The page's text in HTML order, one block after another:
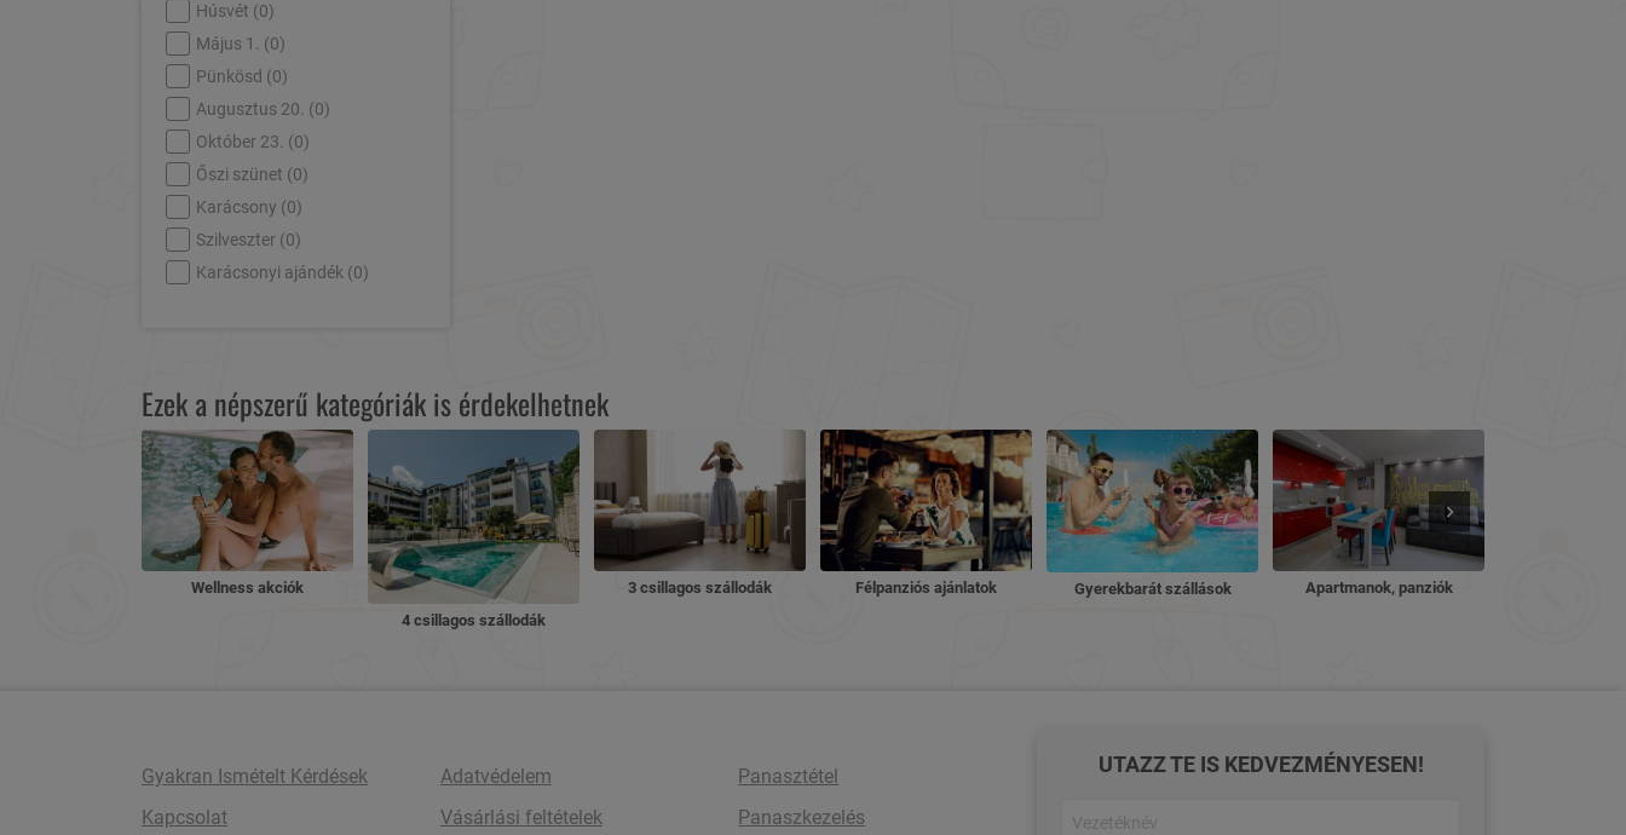
Húsvét (0)
Május 1. (0)
Pünkösd (0)
Augusztus 20. (0)
Október 23. (0)
Őszi szünet (0)
Karácsony (0)
Szilveszter (0)
Karácsonyi ajándék (0)
Ezek a népszerű kategóriák is érdekelhetnek
Wellness akciók
4 csillagos szállodák
3 csillagos szállodák Félpanziós ajánlatok Gyerekbarát szállások Apartmanok, panziók
Gyakran Ismételt Kérdések
Kapcsolat
Adatvédelem
Vásárlási feltételek
Panasztétel
Panaszkezelés
UTAZZ TE IS KEDVEZMÉNYESEN!